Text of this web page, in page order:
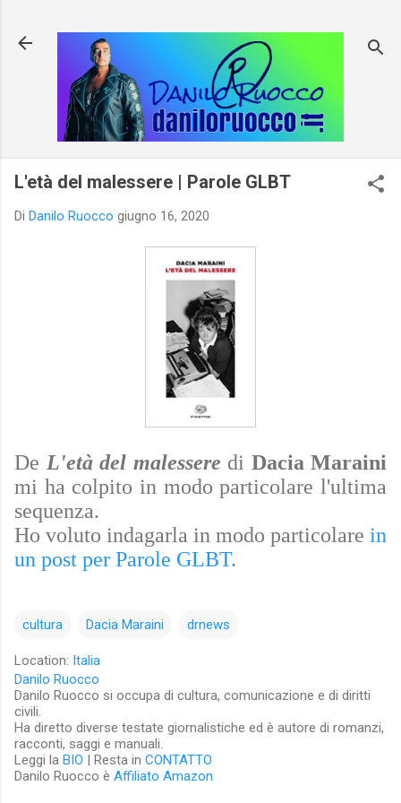
L'età del malessere | Parole GLBT
Di Danilo Ruocco giugno 16, 2020
De L'età del malessere di Dacia Maraini
mi ha colpito in modo particolare l'ultima
sequenza.
Ho voluto indagarla in modo particolare in
un post per Parole GLBT.
cultura Dacia Maraini drnews
Location: Italia
Danilo Ruocco
Danilo Ruocco si occupa di cultura, comunicazione e di diritti
civili.
Ha diretto diverse testate giornalistiche ed è autore di romanzi,
racconti, saggi e manuali.
Leggi la BIO | Resta in CONTATTO
Danilo Ruocco è Affiliato Amazon